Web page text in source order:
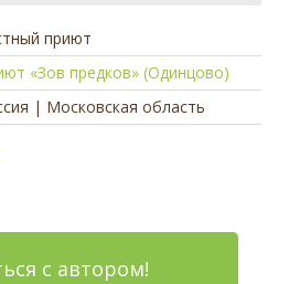
приют
«Зов предков» (Одинцово)
| Московская область
с автором!